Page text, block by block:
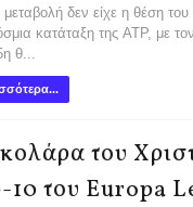
μεταβολή δεν είχε η θέση
κα­τάταξη της ATP, με
θ...
του
10 του Europa